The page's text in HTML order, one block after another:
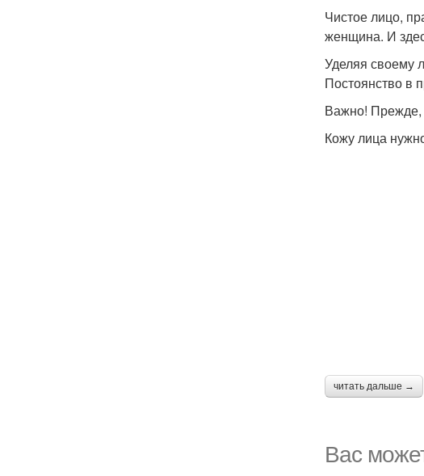
Чистое лицо,
женщина. И
Уделяя своему
Постоянство в
Важно! Прежде,
Кожу лица
читать дальше →
Вас